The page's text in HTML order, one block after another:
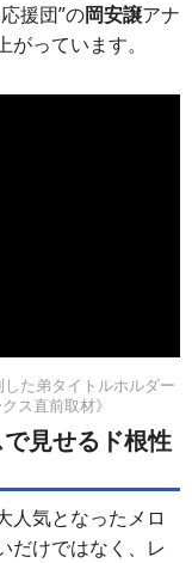
援団”の岡安譲アナ
っています。
した弟タイトルホルダー
ス直前取材》
見せるド根性
人気となったメロ
だけではなく、レ